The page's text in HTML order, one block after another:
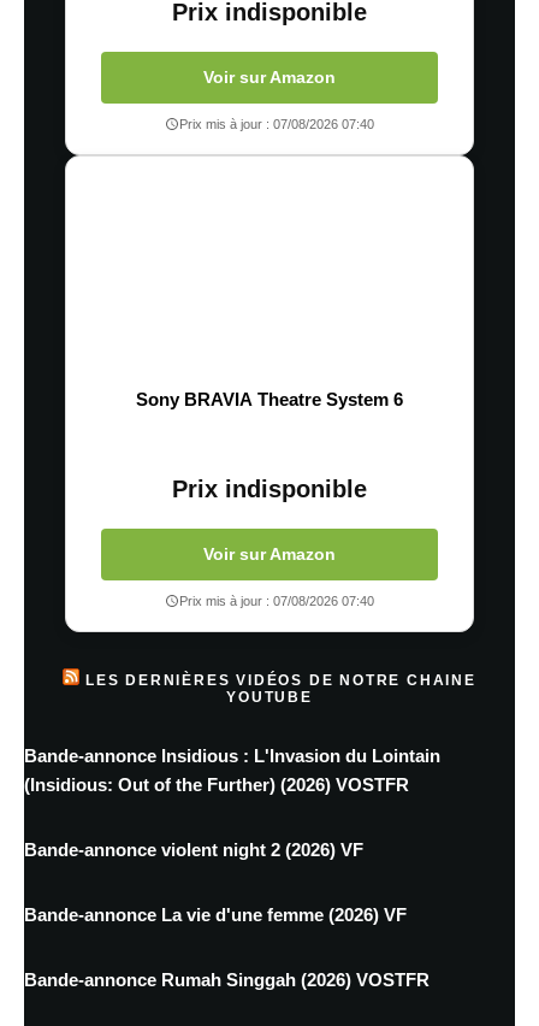
Prix indisponible
Voir sur Amazon
Prix mis à jour : 07/08/2026 07:40
Sony BRAVIA Theatre System 6
Prix indisponible
Voir sur Amazon
Prix mis à jour : 07/08/2026 07:40
LES DERNIÈRES VIDÉOS DE NOTRE CHAINE
YOUTUBE
Bande-annonce Insidious : L'Invasion du Lointain
(Insidious: Out of the Further) (2026) VOSTFR
Bande-annonce violent night 2 (2026) VF
Bande-annonce La vie d'une femme (2026) VF
Bande-annonce Rumah Singgah (2026) VOSTFR